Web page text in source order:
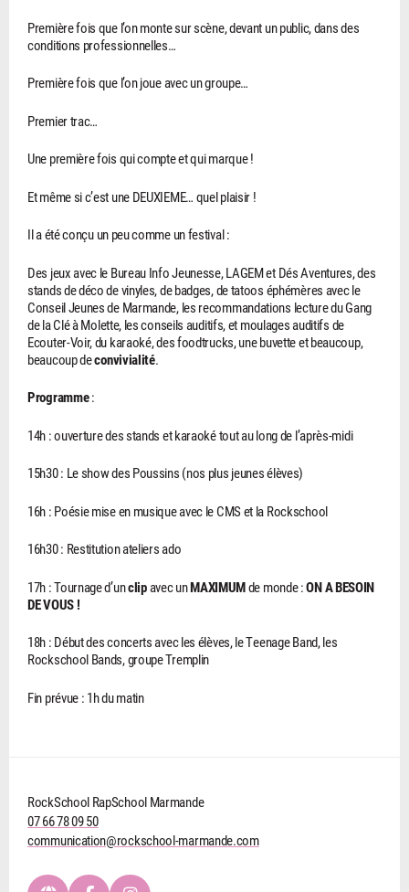
Première fois que l’on monte sur scène, devant un public, dans des
conditions professionnelles…
Première fois que l’on joue avec un groupe…
Premier trac…
Une première fois qui compte et qui marque !
Et même si c’est une DEUXIEME… quel plaisir !
Il a été conçu un peu comme un festival :
Des jeux avec le Bureau Info Jeunesse, LAGEM et Dés Aventures, des
stands de déco de vinyles, de badges, de tatoos éphémères avec le
Conseil Jeunes de Marmande, les recommandations lecture du Gang
de la Clé à Molette, les conseils auditifs, et moulages auditifs de
Ecouter-Voir, du karaoké, des foodtrucks, une buvette et beaucoup,
beaucoup deconvivialité.
Programme:
14h : ouverture des stands et karaoké tout au long de l’après-midi
15h30 : Le show des Poussins (nos plus jeunes élèves)
16h : Poésie mise en musique avec le CMS et la Rockschool
16h30 : Restitution ateliers ado
17h : Tournage d’unclipavec unMAXIMUMde monde :ON A BESOIN
DE VOUS !
18h : Début des concerts avec les élèves, le Teenage Band, les
Rockschool Bands, groupe Tremplin
Fin prévue : 1h du matin
RockSchool RapSchool Marmande
07 66 78 09 50
communication@rockschool-marmande.com